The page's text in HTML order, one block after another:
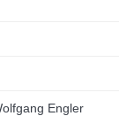
Engler